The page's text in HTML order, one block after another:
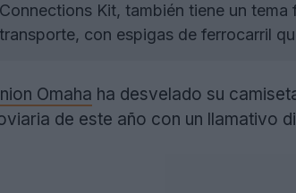
Connections Kit, también tiene un
transporte, con espigas de ferrocarril
Omaha ha desvelado su
de este año con un llamativo